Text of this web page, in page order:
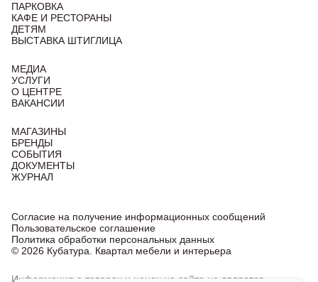
ПАРКОВКА
КАФЕ И РЕСТОРАНЫ
ДЕТЯМ
ВЫСТАВКА ШТИГЛИЦА
МЕДИА
УСЛУГИ
О ЦЕНТРЕ
ВАКАНСИИ
МАГАЗИНЫ
БРЕНДЫ
СОБЫТИЯ
ДОКУМЕНТЫ
ЖУРНАЛ
© 2026 Кубатура. Квартал мебели и интерьера
Согласие на получение информационных сообщений
Пользовательское соглашение
Политика обработки персональных данных
Информация о товарах и ценах на сайте не является